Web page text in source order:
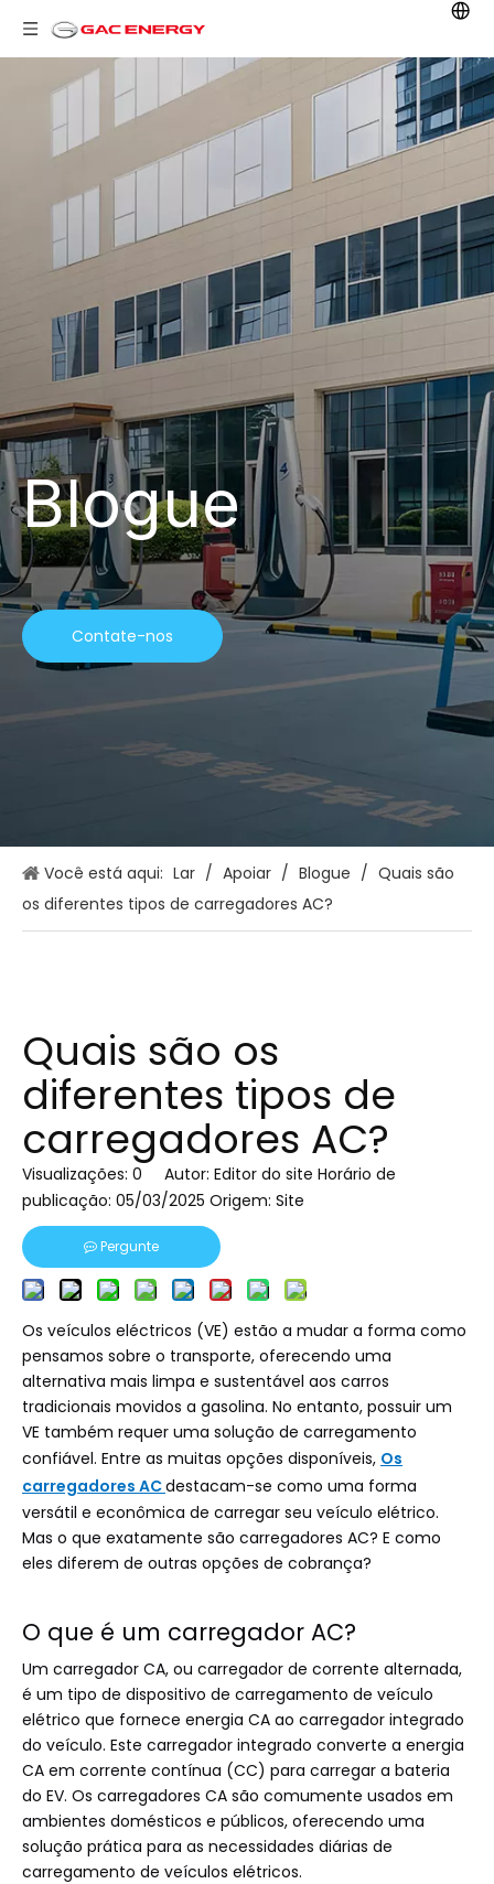
Blogue
Contate-nos
Você está aqui: Lar / Apoiar / Blogue / Quais são
os diferentes tipos de carregadores AC?
Quais são os
diferentes tipos de
carregadores AC?
Visualizações: 0 Autor: Editor do site Horário de
publicação: 05/03/2025 Origem: Site
Pergunte
Os veículos eléctricos (VE) estão a mudar a forma como
pensamos sobre o transporte, oferecendo uma
alternativa mais limpa e sustentável aos carros
tradicionais movidos a gasolina. No entanto, possuir um
VE também requer uma solução de carregamento
confiável. Entre as muitas opções disponíveis, Os
carregadores ACdestacam-se como uma forma
versátil e econômica de carregar seu veículo elétrico.
Mas o que exatamente são carregadores AC? E como
eles diferem de outras opções de cobrança?
O que é um carregador AC?
Um carregador CA, ou carregador de corrente alternada,
é um tipo de dispositivo de carregamento de veículo
elétrico que fornece energia CA ao carregador integrado
do veículo. Este carregador integrado converte a energia
CA em corrente contínua (CC) para carregar a bateria
do EV. Os carregadores CA são comumente usados ​​em
ambientes domésticos e públicos, oferecendo uma
solução prática para as necessidades diárias de
carregamento de veículos elétricos.